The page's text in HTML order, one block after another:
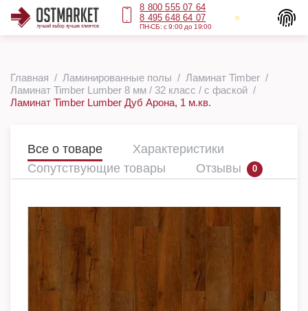
8 800 555 07 64
8 495 648 64 07
ПН-СБ: с 9:00 до 19:00
Главная Ламинированные полы
Ламинат Timber
Ламинат Timber Lumber 8 мм / 32 класс / с фаской
Ламинат Timber Lumber Дуб Арона, 1 м.кв.
Все о товаре
Характеристики
Сопутствующие товары
Отзывы 0